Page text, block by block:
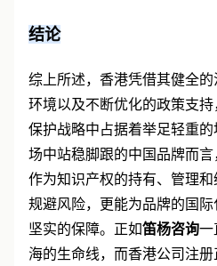
结论
综上所述，香港凭借其健全
环境以及不断优化的政策支
保护战略中占据着举足轻重
场中站稳脚跟的中国品牌而
作为知识产权的持有、管理
规避风险，更能为品牌的国
坚实的保障。正如笛杨咨询一
海的生命线，而香港公司注